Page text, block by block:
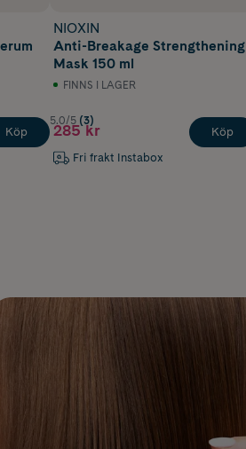
Köp
NIOXIN
Anti-Breakage Strengthening
Mask 150 ml
FINNS I LAGER
5.0/5 (3)
285 kr
Fri frakt Instabox
Köp